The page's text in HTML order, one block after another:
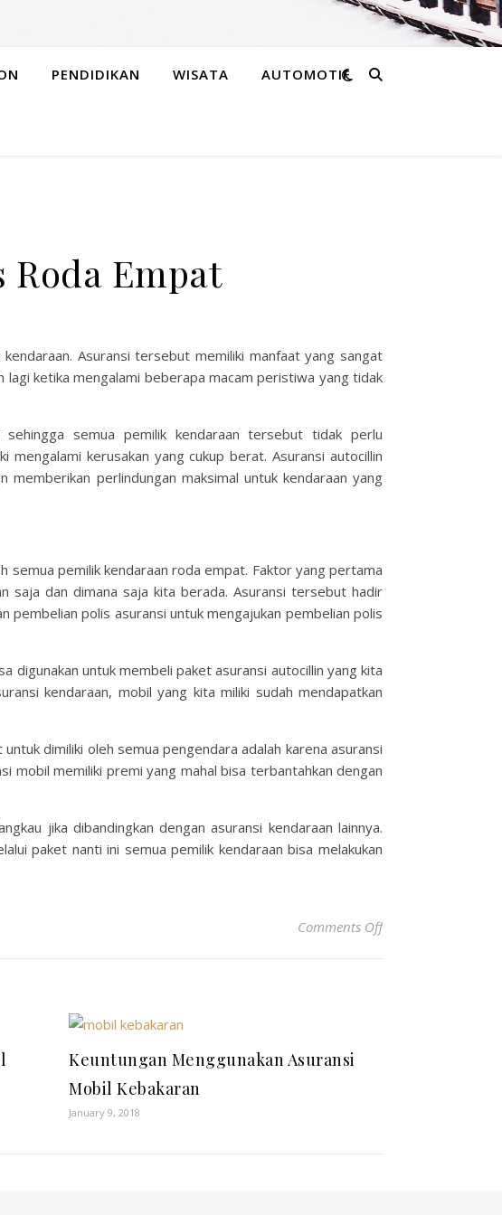
PENDIDIKAN WISATA AUTOMOTIF
Roda Empat
Asuransi tersebut memiliki manfaat yang sangat
ketika mengalami beberapa macam peristiwa yang tidak
semua pemilik kendaraan tersebut tidak perlu
kerusakan yang cukup berat. Asuransi autocillin
memberikan perlindungan maksimal untuk kendaraan yang
semua pemilik kendaraan roda empat. Faktor yang pertama
saja dan dimana saja kita berada. Asuransi tersebut hadir
pembelian polis asuransi untuk mengajukan pembelian polis
digunakan untuk membeli paket asuransi autocillin yang kita
kendaraan, mobil yang kita miliki sudah mendapatkan
dimiliki oleh semua pengendara adalah karena asuransi
mobil memiliki premi yang mahal bisa terbantahkan dengan
jika dibandingkan dengan asuransi kendaraan lainnya.
paket nanti ini semua pemilik kendaraan bisa melakukan
Comments Offon Asuransi Mobil
Keuntungan Menggunakan Asuransi
Mobil Kebakaran
January 9, 2018